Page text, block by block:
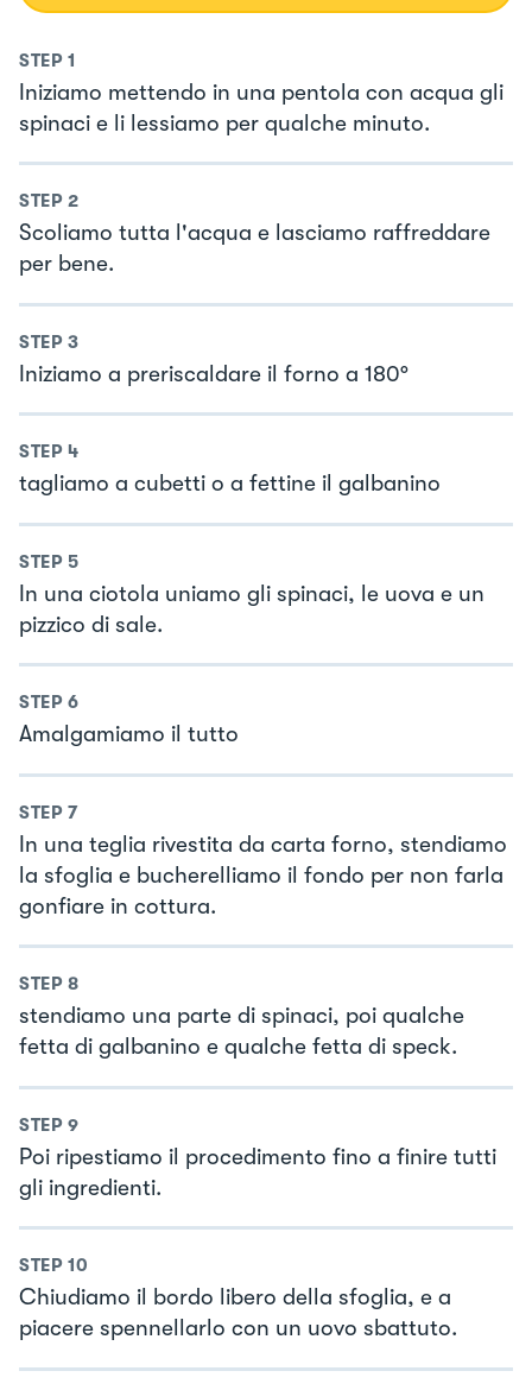
STEP 1
Iniziamo mettendo in una pentola con acqua gli
spinaci e li lessiamo per qualche minuto.
STEP 2
Scoliamo tutta l'acqua e lasciamo raffreddare
per bene.
STEP 3
Iniziamo a preriscaldare il forno a 180°
STEP 4
tagliamo a cubetti o a fettine il galbanino
STEP 5
In una ciotola uniamo gli spinaci, le uova e un
pizzico di sale.
STEP 6
Amalgamiamo il tutto
STEP 7
In una teglia rivestita da carta forno, stendiamo
la sfoglia e bucherelliamo il fondo per non farla
gonfiare in cottura.
STEP 8
stendiamo una parte di spinaci, poi qualche
fetta di galbanino e qualche fetta di speck.
STEP 9
Poi ripestiamo il procedimento fino a finire tutti
gli ingredienti.
STEP 10
Chiudiamo il bordo libero della sfoglia, e a
piacere spennellarlo con un uovo sbattuto.